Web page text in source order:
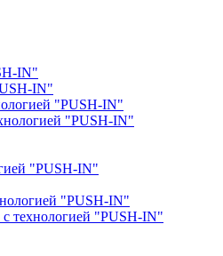
IN"
IN"
"PUSH-IN"
"PUSH-IN"
"PUSH-IN"
"PUSH-IN"
технологией "PUSH-IN"